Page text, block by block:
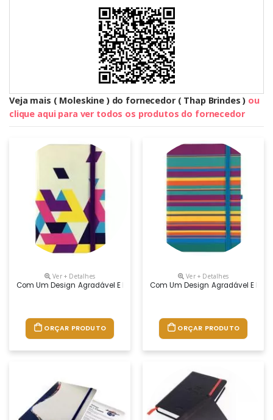
Veja mais ( Moleskine ) do fornecedor ( Thap Brindes ) ou
clique aqui para ver todos os produtos do fornecedor
Ver + Detalhes
Com Um Design Agradável E De Grande Utilidade, O Moleskine Agrada
ORÇAR PRODUTO
Ver + Detalhes
Com Um Design Agradável E De
ORÇAR PRODUTO